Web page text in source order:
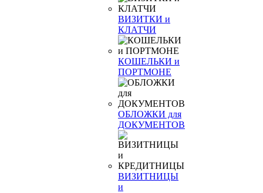
ВИЗИТКИ и
КЛАТЧИ
КОШЕЛЬКИ и
ПОРТМОНЕ
ОБЛОЖКИ для
ДОКУМЕНТОВ
ВИЗИТНИЦЫ
и